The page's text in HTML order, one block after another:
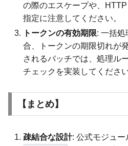
の際のエスケープや、
指定に注意してください。
トークンの有効期限: 一括
合、トークンの期限切れが
されるバッチでは、処理ル
チェックを実装してください
【まとめ】
疎結合な設計: 公式モジュ